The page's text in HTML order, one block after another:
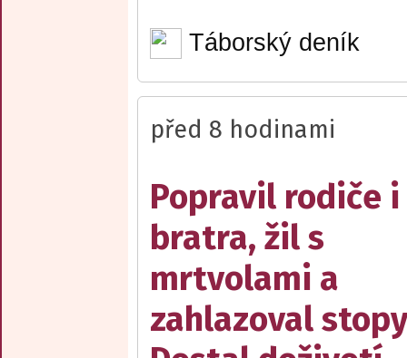
Táborský deník
před 8 hodinami
Popravil rodiče i
bratra, žil s
mrtvolami a
zahlazoval